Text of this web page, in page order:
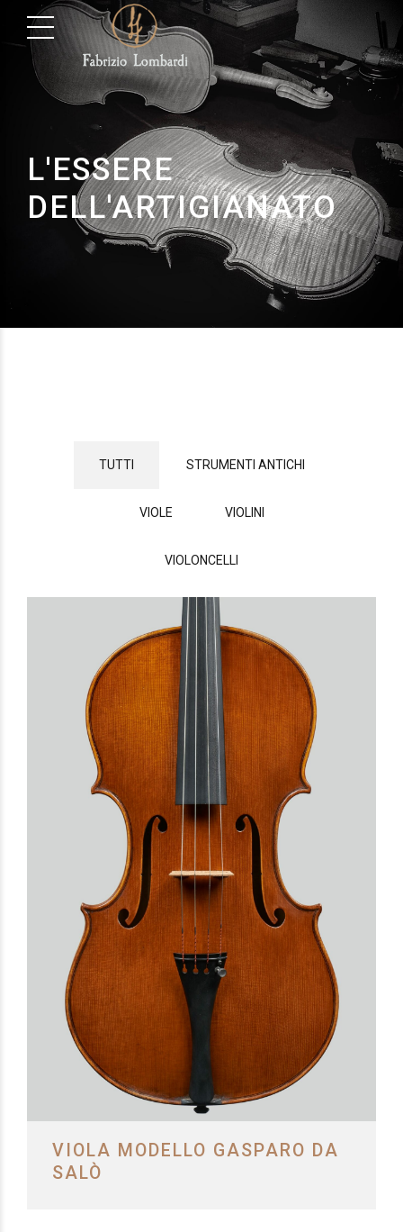
L'ESSERE
DELL'ARTIGIANATO
TUTTI STRUMENTI ANTICHI
VIOLE VIOLINI
VIOLONCELLI
VIOLA MODELLO GASPARO DA
SALÒ